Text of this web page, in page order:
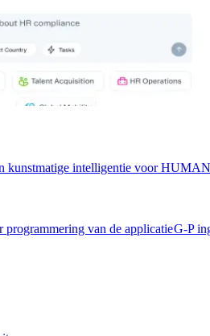
kunstmatige intelligentie voor
programmering van de applicatie​​G-P